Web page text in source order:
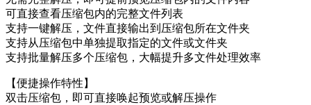
可直接查看压缩包内的完整文件列表
支持一键解压，文件直接输出到压缩包所在文件夹
支持从压缩包中单独提取指定的文件或文件夹
支持批量解压多个压缩包，大幅提升多文件处理效率
【便捷操作特性】
双击压缩包，即可直接唤起预览或解压操作